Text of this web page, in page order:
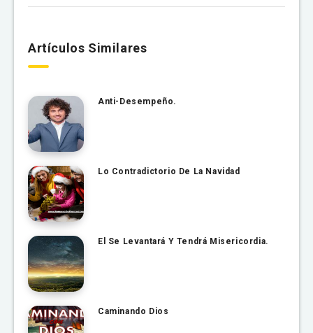
Artículos Similares
Anti-Desempeño.
Lo Contradictorio De La Navidad
El Se Levantará Y Tendrá Misericordia.
Caminando Dios